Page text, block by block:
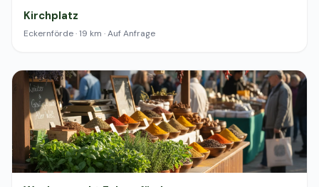
Kirchplatz
Eckernförde · 19 km · Auf Anfrage